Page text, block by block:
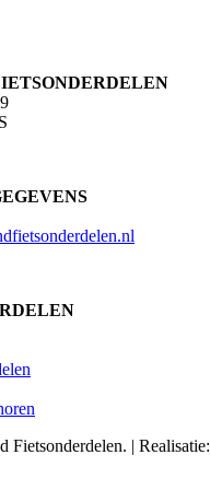
Fietsonderdelen. | Realisatie: